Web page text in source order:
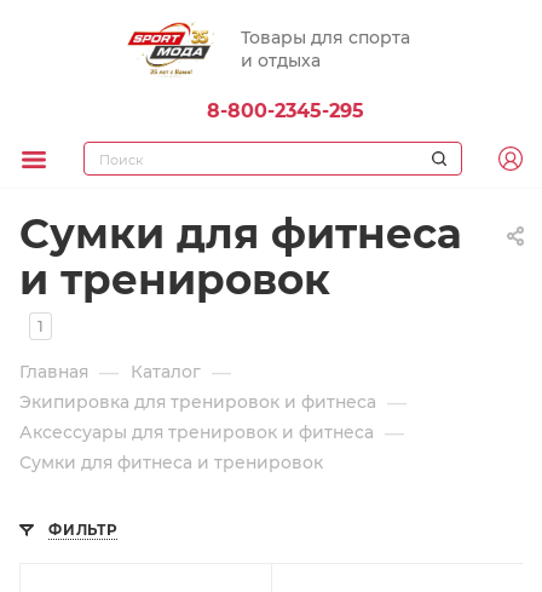
Товары для спорта
и отдыха
8-800-2345-295
Сумки для фитнеса
и тренировок
1
Главная — Каталог —
Экипировка для тренировок и фитнеса —
Аксессуары для тренировок и фитнеса —
Сумки для фитнеса и тренировок
ФИЛЬТР